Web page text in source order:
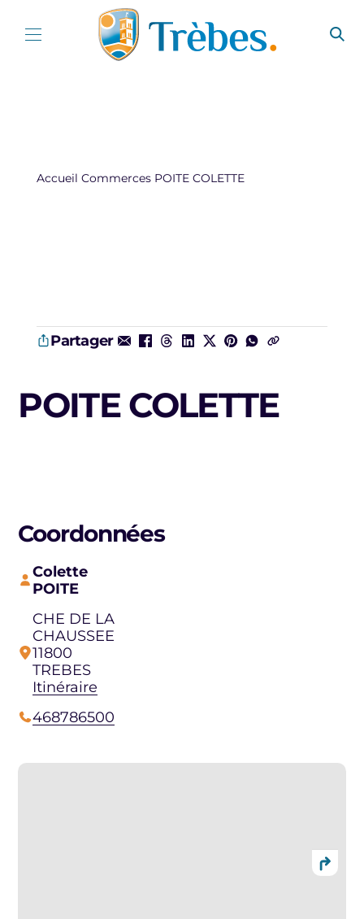
Accueil Commerces POITE COLETTE
Partager
POITE COLETTE
Coordonnées
Colette
POITE
CHE DE LA
CHAUSSEE
11800
TREBES
Itinéraire
468786500